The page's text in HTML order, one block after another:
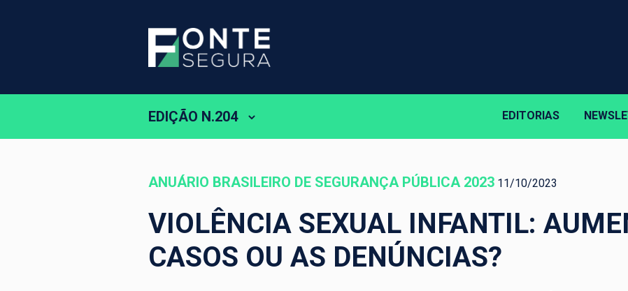
EDIÇÃO N.204 EDITORIAS
ANUÁRIO BRASILEIRO DE SEGURANÇA PÚBLICA 2023 11/10/2023
VIOLÊNCIA SEXUAL INFANTIL:
CASOS OU AS DENÚNCIAS?